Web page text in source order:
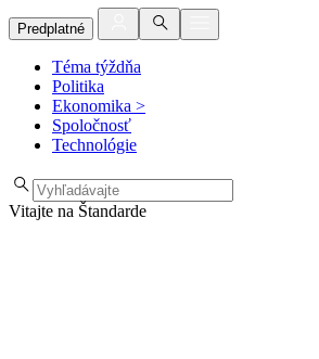
Predplatné
Téma týždňa
Politika
Ekonomika >
Spoločnosť
Technológie
Vitajte na Štandarde